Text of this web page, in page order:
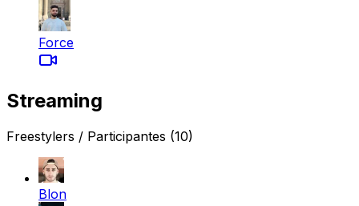
Force
Streaming
Freestylers / Participantes (10)
Blon